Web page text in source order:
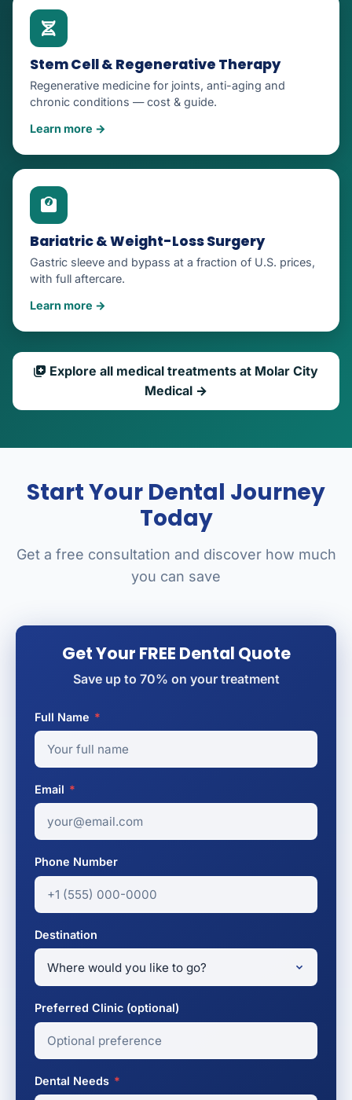
Stem Cell & Regenerative Therapy
Regenerative medicine for joints, anti-aging and
chronic conditions — cost & guide.
Learn more →
Bariatric & Weight-Loss Surgery
Gastric sleeve and bypass at a fraction of U.S. prices,
with full aftercare.
Learn more →
Explore all medical treatments at Molar City
Medical →
Start Your Dental Journey
Today
Get a free consultation and discover how much
you can save
Get Your FREE Dental Quote
Save up to 70% on your treatment
Full Name *
Email *
Phone Number
Destination
Preferred Clinic (optional)
Dental Needs *